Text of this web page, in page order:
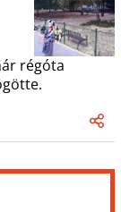
régóta